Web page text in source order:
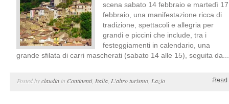
scena sabato 14 febbraio e martedì 17
febbraio, una manifestazione ricca di
tradizione, spettacoli e allegria per
grandi e piccini che include, tra i
festeggiamenti in calendario, una
grande sfilata di carri mascherati (sabato 14 alle 15), seguita da...
Posted byclaudia in Continenti, Italia L'altro turismo Lazio Read